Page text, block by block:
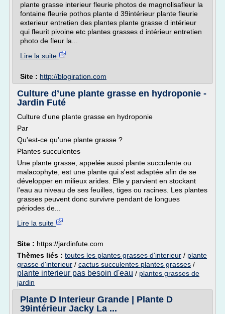
plante grasse interieur fleurie photos de magnolisafleur la
fontaine fleurie pothos plante d 39intérieur plante fleurie
exterieur entretien des plantes plante grasse d intérieur
qui fleurit pivoine etc plantes grasses d intérieur entretien
photo de fleur la...
Lire la suite
Site : http://blogiration.com
Culture d’une plante grasse en hydroponie -
Jardin Futé
Culture d'une plante grasse en hydroponie
Par
Qu'est-ce qu'une plante grasse ?
Plantes succulentes
Une plante grasse, appelée aussi plante succulente ou
malacophyte, est une plante qui s'est adaptée afin de se
développer en milieux arides. Elle y parvient en stockant
l'eau au niveau de ses feuilles, tiges ou racines. Les plantes
grasses peuvent donc survivre pendant de longues
périodes de...
Lire la suite
Site : https://jardinfute.com
Thèmes liés : toutes les plantes grasses d'interieur / plante
grasse d'interieur / cactus succulentes plantes grasses /
plante interieur pas besoin d'eau / plantes grasses de
jardin
Plante D Interieur Grande | Plante D
39intérieur Jacky La ...